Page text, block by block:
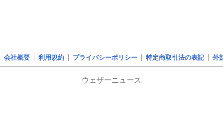
会社概要 利用規約 プライバシーポリシー 特定商取引法の表記 外
ウェザーニュース